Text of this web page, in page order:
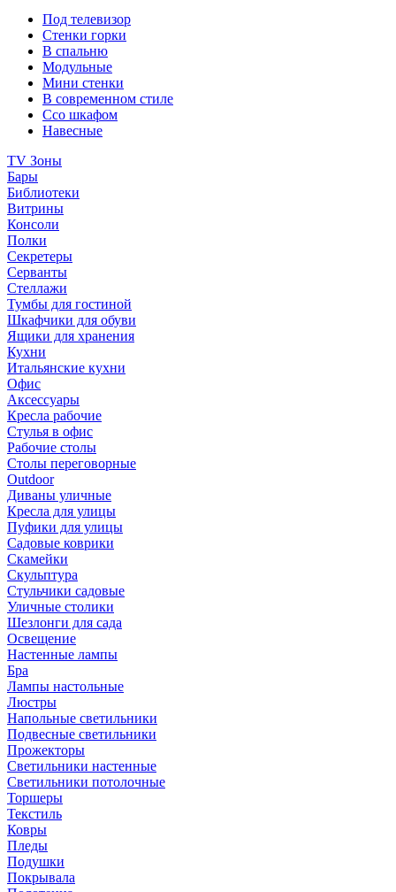
Под телевизор
Стенки горки
В спальню
Модульные
Мини стенки
В современном стиле
Ссо шкафом
Навесные
TV Зоны
Бары
Библиотеки
Витрины
Консоли
Полки
Секретеры
Серванты
Стеллажи
Тумбы для гостиной
Шкафчики для обуви
Ящики для хранения
Кухни
Итальянские кухни
Офис
Аксессуары
Кресла рабочие
Стулья в офис
Рабочие столы
Столы переговорные
Outdoor
Диваны уличные
Кресла для улицы
Пуфики для улицы
Садовые коврики
Скамейки
Скульптура
Стульчики садовые
Уличные столики
Шезлонги для сада
Освещение
Hастенные лампы
Бра
Лампы настольные
Люстры
Напольные светильники
Подвесные светильники
Прожекторы
Светильники настенные
Светильники потолочные
Торшеры
Текстиль
Ковры
Пледы
Подушки
Покрывала